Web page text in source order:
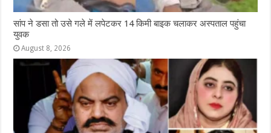
सांप ने डसा तो उसे गले में लपेटकर 14 किमी बाइक चलाकर अस्पताल पहुंचा
युवक
August 8, 2026